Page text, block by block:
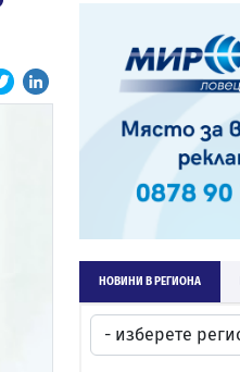
НОВИНИ В РЕГИОНА